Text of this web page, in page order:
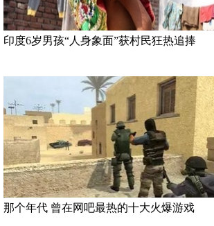
印度6岁男孩“人身象面”获村民狂热追捧
那个年代 曾在网吧最热的十大火爆游戏